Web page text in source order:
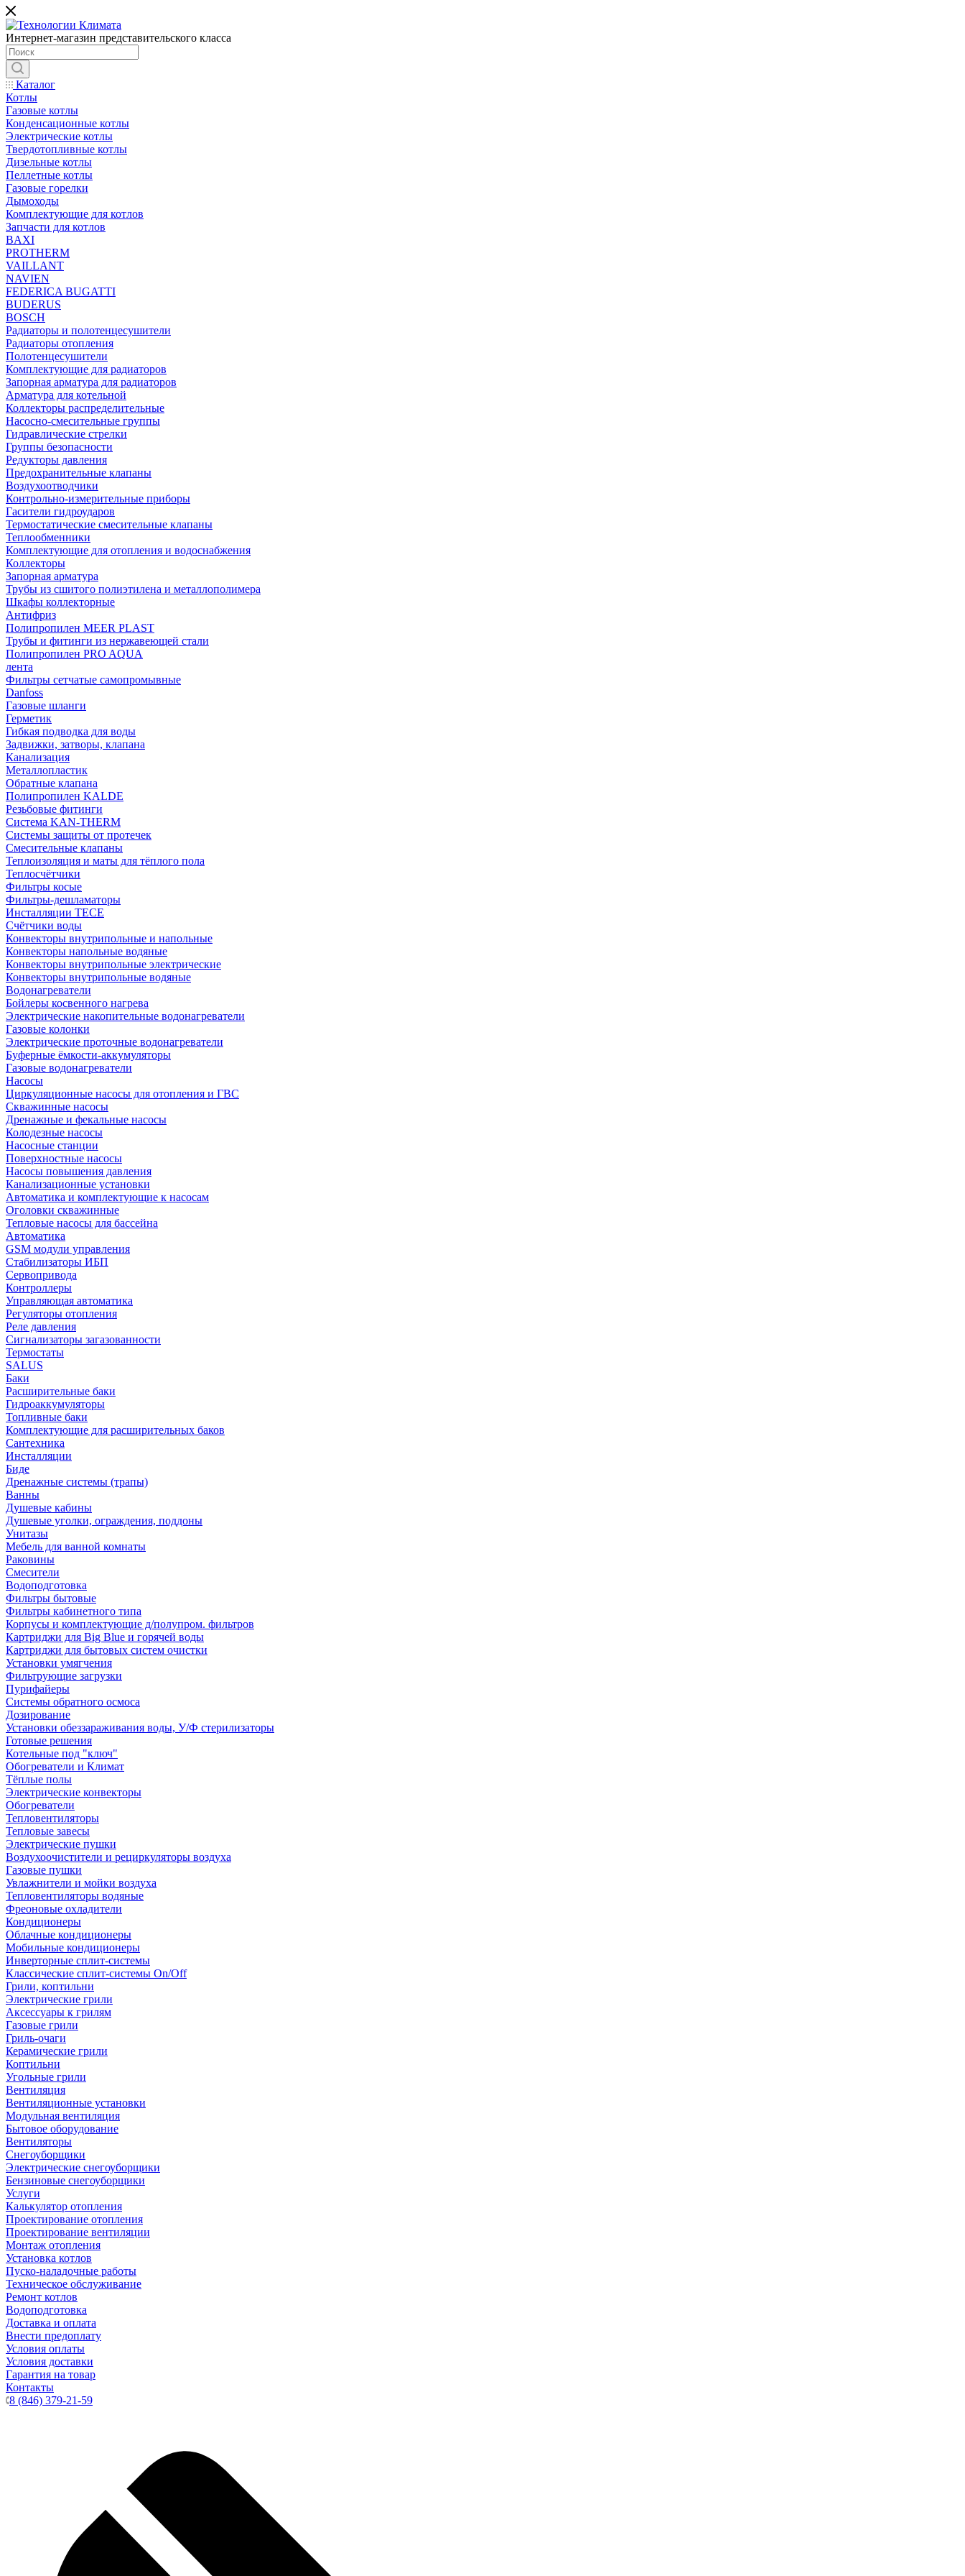
Интернет-магазин представительского класса
Каталог
Котлы
Газовые котлы
Конденсационные котлы
Электрические котлы
Твердотопливные котлы
Дизельные котлы
Пеллетные котлы
Газовые горелки
Дымоходы
Комплектующие для котлов
Запчасти для котлов
BAXI
PROTHERM
VAILLANT
NAVIEN
FEDERICA BUGATTI
BUDERUS
BOSCH
Радиаторы и полотенцесушители
Радиаторы отопления
Полотенцесушители
Комплектующие для радиаторов
Запорная арматура для радиаторов
Арматура для котельной
Коллекторы распределительные
Насосно-смесительные группы
Гидравлические стрелки
Группы безопасности
Редукторы давления
Предохранительные клапаны
Воздухоотводчики
Контрольно-измерительные приборы
Гасители гидроударов
Термостатические смесительные клапаны
Теплообменники
Комплектующие для отопления и водоснабжения
Коллекторы
Запорная арматура
Трубы из сшитого полиэтилена и металлополимера
Шкафы коллекторные
Антифриз
Полипропилен MEER PLAST
Трубы и фитинги из нержавеющей стали
Полипропилен PRO AQUA
лента
Фильтры сетчатые самопромывные
Danfoss
Газовые шланги
Герметик
Гибкая подводка для воды
Задвижки, затворы, клапана
Канализация
Металлопластик
Обратные клапана
Полипропилен KALDE
Резьбовые фитинги
Система KAN-THERM
Системы защиты от протечек
Смесительные клапаны
Теплоизоляция и маты для тёплого пола
Теплосчётчики
Фильтры косые
Фильтры-дешламаторы
Инсталляции TECE
Счётчики воды
Конвекторы внутрипольные и напольные
Конвекторы напольные водяные
Конвекторы внутрипольные электрические
Конвекторы внутрипольные водяные
Водонагреватели
Бойлеры косвенного нагрева
Электрические накопительные водонагреватели
Газовые колонки
Электрические проточные водонагреватели
Буферные ёмкости-аккумуляторы
Газовые водонагреватели
Насосы
Циркуляционные насосы для отопления и ГВС
Скважинные насосы
Дренажные и фекальные насосы
Колодезные насосы
Насосные станции
Поверхностные насосы
Насосы повышения давления
Канализационные установки
Автоматика и комплектующие к насосам
Оголовки скважинные
Тепловые насосы для бассейна
Автоматика
GSM модули управления
Стабилизаторы ИБП
Сервопривода
Контроллеры
Управляющая автоматика
Регуляторы отопления
Реле давления
Сигнализаторы загазованности
Термостаты
SALUS
Баки
Расширительные баки
Гидроаккумуляторы
Топливные баки
Комплектующие для расширительных баков
Сантехника
Инсталляции
Биде
Дренажные системы (трапы)
Ванны
Душевые кабины
Душевые уголки, ограждения, поддоны
Унитазы
Мебель для ванной комнаты
Раковины
Смесители
Водоподготовка
Фильтры бытовые
Фильтры кабинетного типа
Корпусы и комплектующие д/полупром. фильтров
Картриджи для Big Blue и горячей воды
Картриджи для бытовых систем очистки
Установки умягчения
Фильтрующие загрузки
Пурифайеры
Системы обратного осмоса
Дозирование
Установки обеззараживания воды, У/Ф стерилизаторы
Готовые решения
Котельные под "ключ"
Обогреватели и Климат
Тёплые полы
Электрические конвекторы
Обогреватели
Тепловентиляторы
Тепловые завесы
Электрические пушки
Воздухоочистители и рециркуляторы воздуха
Газовые пушки
Увлажнители и мойки воздуха
Тепловентиляторы водяные
Фреоновые охладители
Кондиционеры
Облачные кондиционеры
Мобильные кондиционеры
Инверторные сплит-системы
Классические сплит-системы On/Off
Грили, коптильни
Электрические грили
Аксессуары к грилям
Газовые грили
Гриль-очаги
Керамические грили
Коптильни
Угольные грили
Вентиляция
Вентиляционные установки
Модульная вентиляция
Бытовое оборудование
Вентиляторы
Снегоуборщики
Электрические снегоуборщики
Бензиновые снегоуборщики
Услуги
Калькулятор отопления
Проектирование отопления
Проектирование вентиляции
Монтаж отопления
Установка котлов
Пуско-наладочные работы
Техническое обслуживание
Ремонт котлов
Водоподготовка
Доставка и оплата
Внести предоплату
Условия оплаты
Условия доставки
Гарантия на товар
Контакты
8 (846) 379-21-59